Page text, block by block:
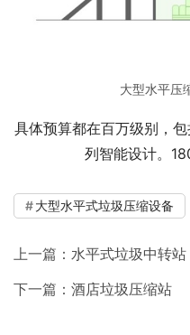
大型水平压
具体预算都在百万级别，
列智能设计。
大型水平式垃圾压缩设备
上一篇： 水平式垃圾中转
下一篇： 酒店垃圾压缩站